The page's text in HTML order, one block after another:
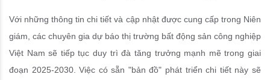
Với những thông tin chi tiết và cập nhật được cung cấp trong Niên
giám, các chuyên gia dự báo thị trường bất động sản công nghiệp
Việt Nam sẽ tiếp tục duy trì đà tăng trưởng mạnh mẽ trong giai
đoạn 2025-2030. Việc có sẵn "bản đồ" phát triển chi tiết này sẽ